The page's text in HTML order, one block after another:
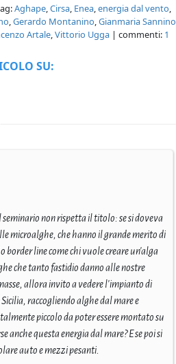
Aghape,Cirsa, Enea,energia dal vento,
,Gerardo Montanino,Gianmaria Sannino
Artale,Vittorio Ugga | commenti: 1
SU:
seminario non rispetta il titolo: se si doveva
microalghe, che hanno il grande merito di
line come chi vuole creare un'alga
che tanto fastidio danno alle nostre
allora invito a vedere l'impianto di
raccogliendo alghe dal mare e
piccolo da poter essere montato su
questa energia dal mare? E se poi si
auto e mezzi pesanti.